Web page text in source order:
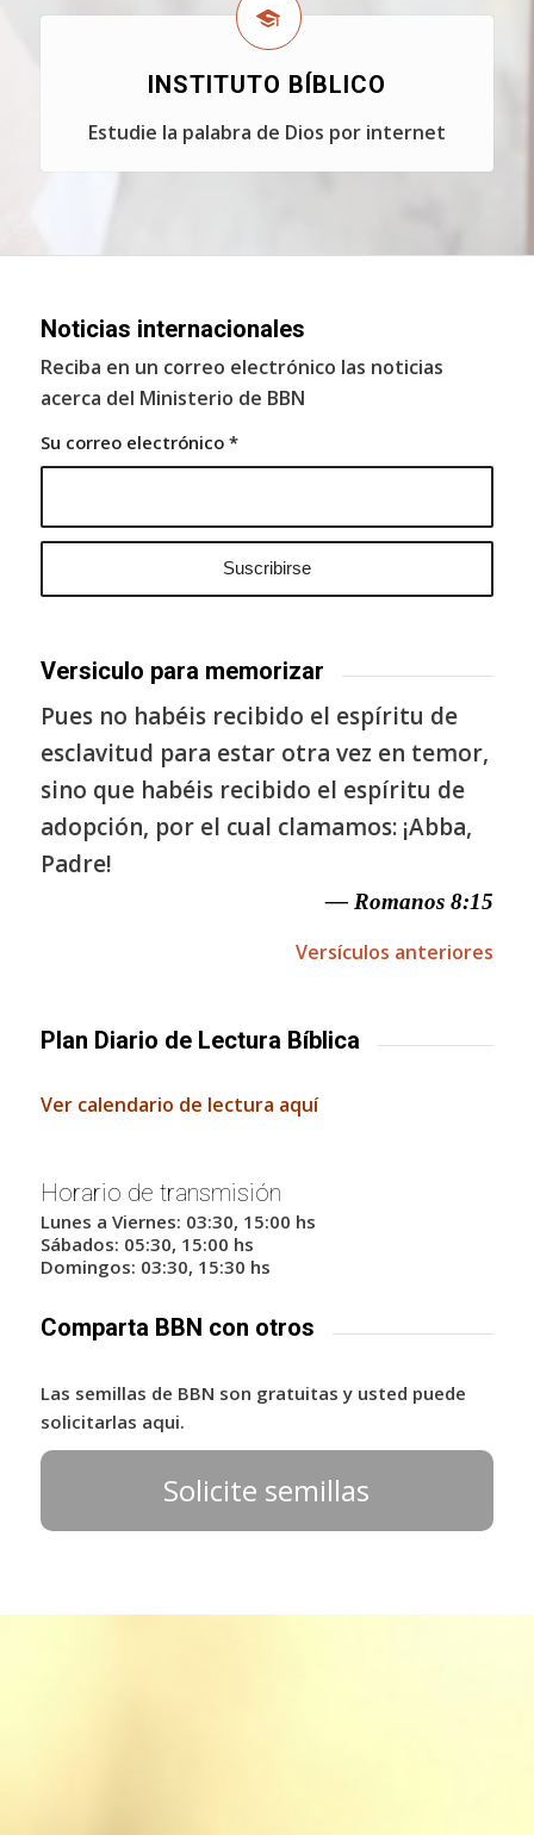
INSTITUTO BÍBLICO
Estudie la palabra de Dios por internet
Noticias internacionales
Reciba en un correo electrónico las noticias
acerca del Ministerio de BBN
Su correo electrónico *
Versiculo para memorizar
Pues no habéis recibido el espíritu de
esclavitud para estar otra vez en temor,
sino que habéis recibido el espíritu de
adopción, por el cual clamamos: ¡Abba,
Padre!
— Romanos 8:15
Versículos anteriores
Plan Diario de Lectura Bíblica
Ver calendario de lectura aquí
Horario de transmisión
Lunes a Viernes: 03:30, 15:00 hs
Sábados: 05:30, 15:00 hs
Domingos: 03:30, 15:30 hs
Comparta BBN con otros
Las semillas de BBN son gratuitas y usted puede
solicitarlas aqui.
Solicite semillas